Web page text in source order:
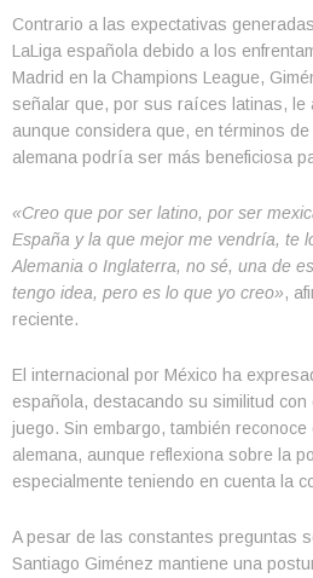
Contrario a las expectativas
LaLiga española debido a los
Madrid en la Champions League,
señalar que, por sus raíces latinas, le
aunque considera que, en términos
alemana podría ser más beneficiosa
«Creo que por ser latino, por ser
España y la que mejor me vendría, te
Alemania o Inglaterra, no sé, una de
tengo idea, pero es lo que yo creo»,
reciente.
El internacional por México ha
española, destacando su similitud
juego. Sin embargo, también
alemana, aunque reflexiona sobre la
especialmente teniendo en cuenta la
A pesar de las constantes preguntas
Santiago Giménez mantiene una